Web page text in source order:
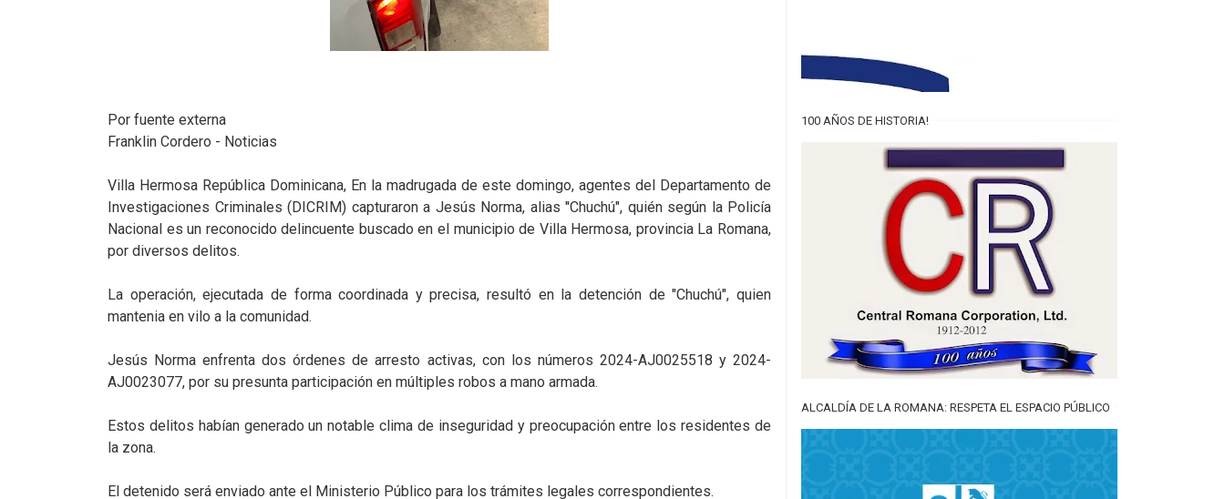
Por fuente externa
Franklin Cordero - Noticias
Villa Hermosa República Dominicana, En la madrugada de este domingo, agentes del Departamento de
Investigaciones Criminales (DICRIM) capturaron a Jesús Norma, alias "Chuchú", quién según la Policía
Nacional es un reconocido delincuente buscado en el municipio de Villa Hermosa, provincia La Romana,
por diversos delitos.
La operación, ejecutada de forma coordinada y precisa, resultó en la detención de "Chuchú", quien
mantenia en vilo a la comunidad.
Jesús Norma enfrenta dos órdenes de arresto activas, con los números 2024-AJ0025518 y 2024-
AJ0023077, por su presunta participación en múltiples robos a mano armada.
Estos delitos habían generado un notable clima de inseguridad y preocupación entre los residentes de
la zona.
El detenido será enviado ante el Ministerio Público para los trámites legales correspondientes.
100 AÑOS DE HISTORIA!
ALCALDÍA DE LA ROMANA: RESPETA EL ESPACIO PÚBLICO